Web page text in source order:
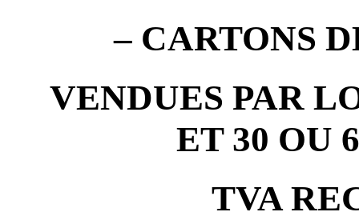
– CARTONS
VENDUES PAR
ET 30 OU
TVA